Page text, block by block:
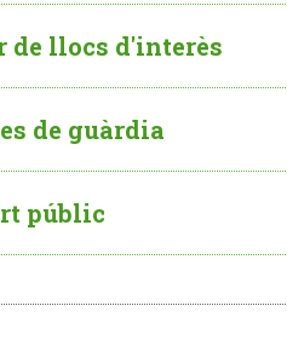
de llocs d'interès
de guàrdia
públic